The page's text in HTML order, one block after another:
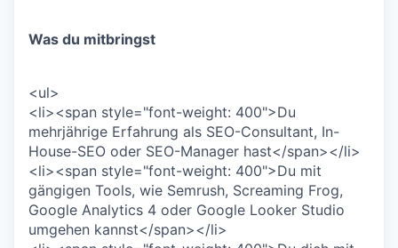
Was du mitbringst
<ul>
<li><span style="font-weight: 400">Du
mehrjährige Erfahrung als SEO-Consultant, In-
House-SEO oder SEO-Manager hast</span></li>
<li><span style="font-weight: 400">Du mit
gängigen Tools, wie Semrush, Screaming Frog,
Google Analytics 4 oder Google Looker Studio
umgehen kannst</span></li>